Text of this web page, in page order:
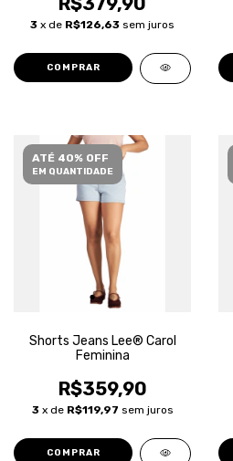
3 x de R$126,63 sem juros
COMPRAR
ATÉ 40% OFF
EM QUANTIDADE
Shorts Jeans Lee® Carol
Feminina
R$359,90
3 x de R$119,97 sem juros
COMPRAR